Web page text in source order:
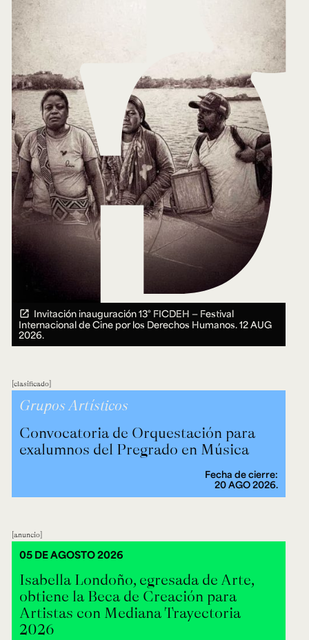
Invitación inauguración 13° FICDEH — Festival
Internacional de Cine por los Derechos Humanos.12 AUG
2026.
clasificado
Grupos Artísticos
Convocatoria de Orquestación para
exalumnos del Pregrado en Música
Fecha de cierre:
20 AGO 2026.
anuncio
Isabella Londoño, egresada de Arte,
obtiene la Beca de Creación para
Artistas con Mediana Trayectoria
2026
05 DE AGOSTO 2026